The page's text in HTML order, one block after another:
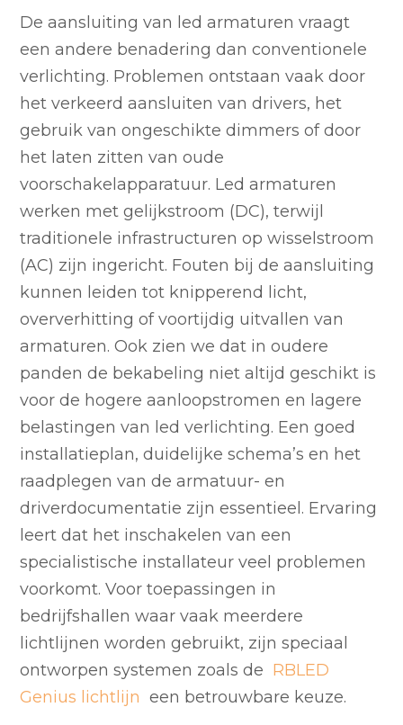
De aansluiting van led armaturen vraagt
een andere benadering dan conventionele
verlichting. Problemen ontstaan vaak door
het verkeerd aansluiten van drivers, het
gebruik van ongeschikte dimmers of door
het laten zitten van oude
voorschakelapparatuur. Led armaturen
werken met gelijkstroom (DC), terwijl
traditionele infrastructuren op wisselstroom
(AC) zijn ingericht. Fouten bij de aansluiting
kunnen leiden tot knipperend licht,
oververhitting of voortijdig uitvallen van
armaturen. Ook zien we dat in oudere
panden de bekabeling niet altijd geschikt is
voor de hogere aanloopstromen en lagere
belastingen van led verlichting. Een goed
installatieplan, duidelijke schema’s en het
raadplegen van de armatuur- en
driverdocumentatie zijn essentieel. Ervaring
leert dat het inschakelen van een
specialistische installateur veel problemen
voorkomt. Voor toepassingen in
bedrijfshallen waar vaak meerdere
lichtlijnen worden gebruikt, zijn speciaal
ontworpen systemen zoals de RBLED
Genius lichtlijn een betrouwbare keuze.